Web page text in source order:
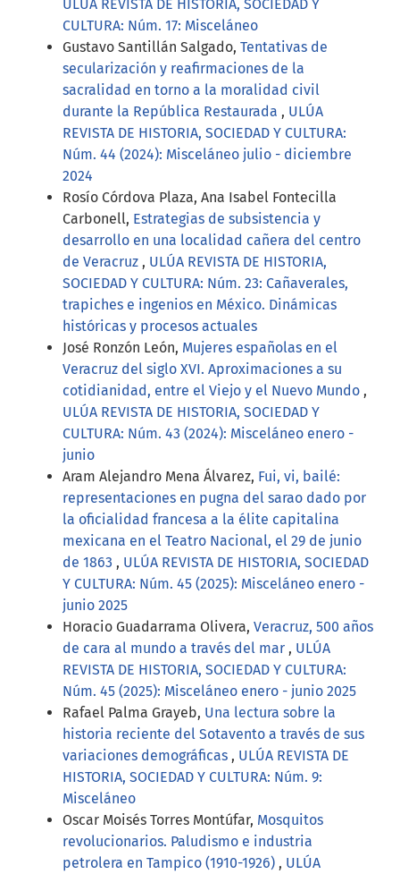
ULÚA REVISTA DE HISTORIA, SOCIEDAD Y
CULTURA: Núm. 17: Misceláneo
Gustavo Santillán Salgado, Tentativas de
secularización y reafirmaciones de la
sacralidad en torno a la moralidad civil
durante la República Restaurada , ULÚA
REVISTA DE HISTORIA, SOCIEDAD Y CULTURA:
Núm. 44 (2024): Misceláneo julio - diciembre
2024
Rosío Córdova Plaza, Ana Isabel Fontecilla
Carbonell, Estrategias de subsistencia y
desarrollo en una localidad cañera del centro
de Veracruz , ULÚA REVISTA DE HISTORIA,
SOCIEDAD Y CULTURA: Núm. 23: Cañaverales,
trapiches e ingenios en México. Dinámicas
históricas y procesos actuales
José Ronzón León, Mujeres españolas en el
Veracruz del siglo XVI. Aproximaciones a su
cotidianidad, entre el Viejo y el Nuevo Mundo ,
ULÚA REVISTA DE HISTORIA, SOCIEDAD Y
CULTURA: Núm. 43 (2024): Misceláneo enero -
junio
Aram Alejandro Mena Álvarez, Fui, vi, bailé:
representaciones en pugna del sarao dado por
la oficialidad francesa a la élite capitalina
mexicana en el Teatro Nacional, el 29 de junio
de 1863 , ULÚA REVISTA DE HISTORIA, SOCIEDAD
Y CULTURA: Núm. 45 (2025): Misceláneo enero -
junio 2025
Horacio Guadarrama Olivera, Veracruz, 500 años
de cara al mundo a través del mar , ULÚA
REVISTA DE HISTORIA, SOCIEDAD Y CULTURA:
Núm. 45 (2025): Misceláneo enero - junio 2025
Rafael Palma Grayeb, Una lectura sobre la
historia reciente del Sotavento a través de sus
variaciones demográficas , ULÚA REVISTA DE
HISTORIA, SOCIEDAD Y CULTURA: Núm. 9:
Misceláneo
Oscar Moisés Torres Montúfar, Mosquitos
revolucionarios. Paludismo e industria
petrolera en Tampico (1910-1926) , ULÚA